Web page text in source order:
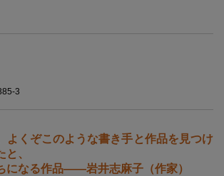
3
よくぞこのような書き手と作品を見つけ
、
になる作品――岩井志麻子（作家）